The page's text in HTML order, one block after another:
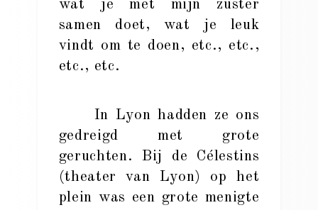
wat je met mijn zuster
samen doet, wat je leuk
vindt om te doen, etc., etc.,
etc., etc.
In Lyon hadden ze ons
gedreigd met grote
geruchten. Bij de Célestins
(theater van Lyon) op het
plein was een grote menigte